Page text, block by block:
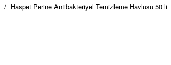
Haspet Perine Antibakteriyel Temizleme Havlusu 50 li